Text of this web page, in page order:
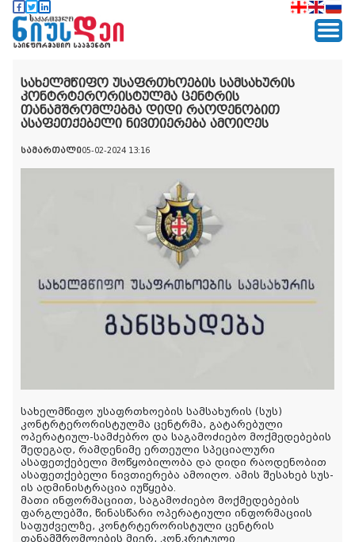
სახელმწიფო უსაფრთხოების სამსახურის
კონტრტერორისტულმა ცენტრის
თანამშრომლებმა დიდი რაოდენობით
ასაფეთქებელი ნივთიერება ამოიღეს
სამართალი05-02-2024 13:16
სახელმწიფო უსაფრთხოების სამსახურის (სუს)
კონტრტერორისტულმა ცენტრმა, გატარებული
ოპერატიულ-სამძებრო და საგამოძიებო მოქმედებების
შედეგად, რამდენიმე ერთეული სპეციალური
ასაფეთქებელი მოწყობილობა და დიდი რაოდენობით
ასაფეთქებელი ნივთიერება ამოიღო. ამის შესახებ სუს-
ის ადმინისტრაცია იუწყება.
მათი ინფორმაციით, საგამოძიებო მოქმედებების
ფარგლებში, წინასწარი ოპერატიული ინფორმაციის
საფუძველზე, კონტრტერორისტული ცენტრის
თანამშრომლების მიერ, კონკრეტული